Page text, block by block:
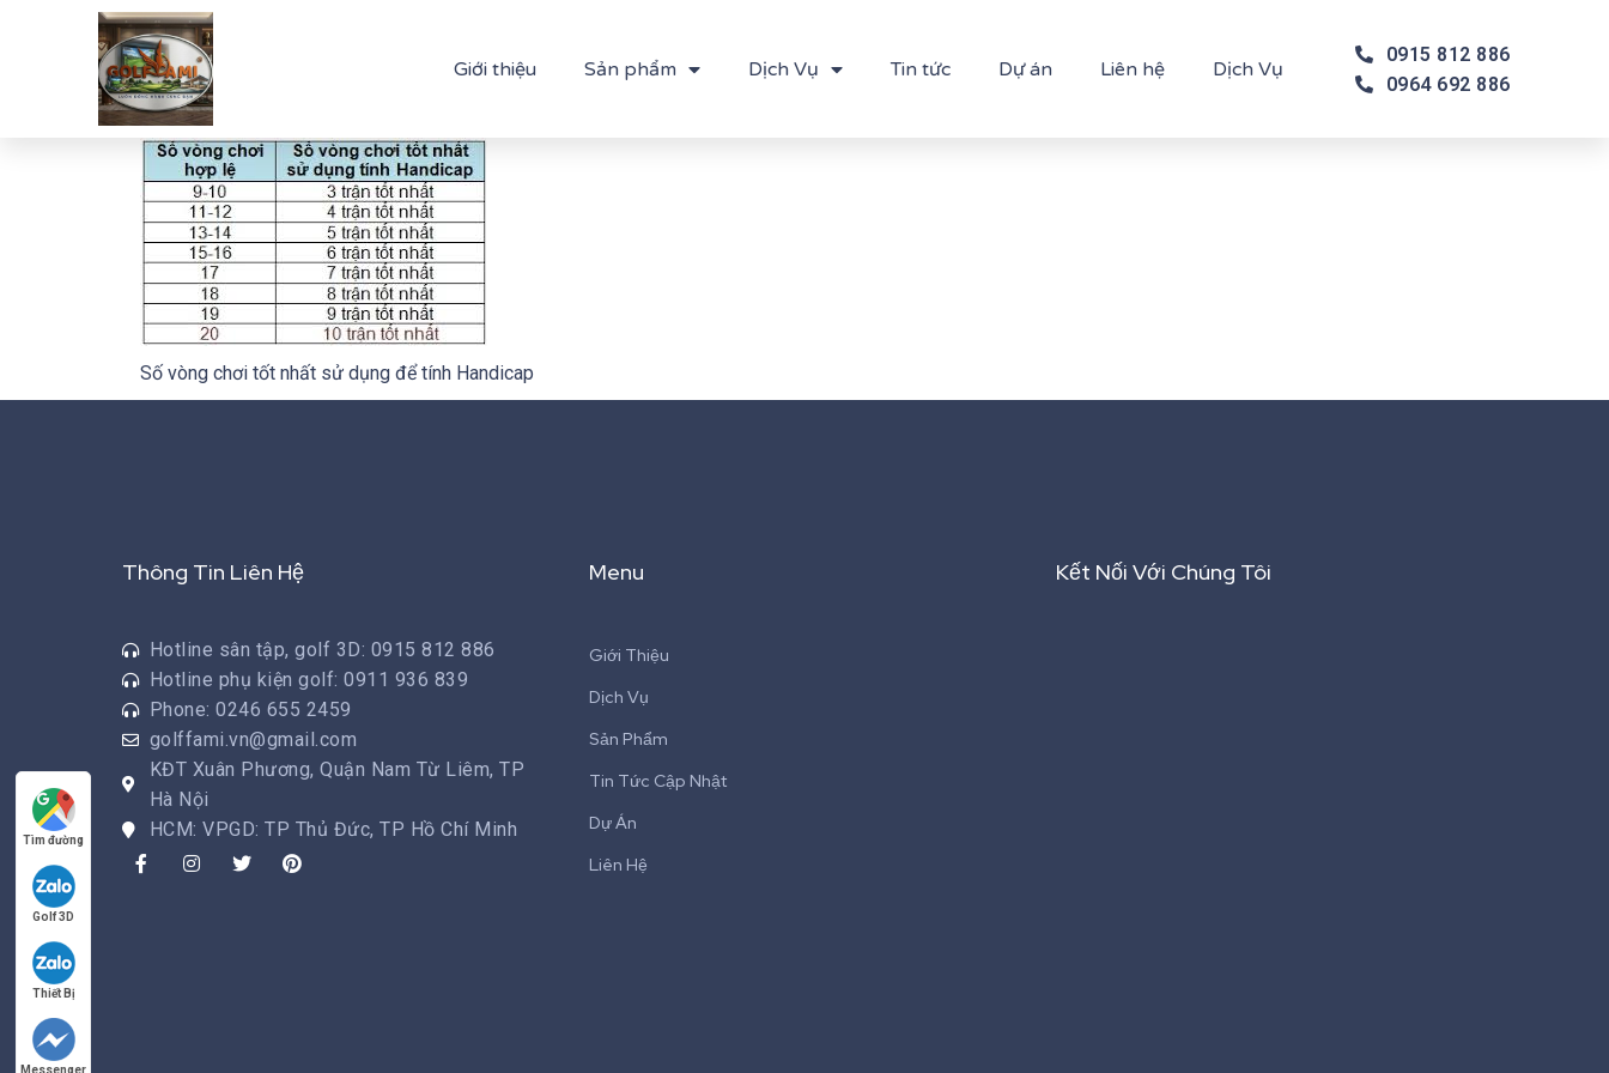
Giới thiệu Sản phẩm Dịch Vụ Tin tức Dự án Liên hệ Dịch Vụ
0915 812 886
0964 692 886
Số vòng chơi tốt nhất sử dụng để tính Handicap
Thông Tin Liên Hệ
Hotline sân tập, golf 3D: 0915 812 886
Hotline phụ kiện golf: 0911 936 839
Phone: 0246 655 2459
golffami.vn@gmail.com
KĐT Xuân Phương, Quận Nam Từ Liêm, TP
Hà Nội
HCM: VPGD: TP Thủ Đức, TP Hồ Chí Minh
Menu
Giới Thiệu
Dịch Vụ
Sản Phẩm
Tin Tức Cập Nhật
Dự Án
Liên Hệ
Kết Nối Với Chúng Tôi
Tìm đường
Golf 3D
Thiết Bị
Messenger